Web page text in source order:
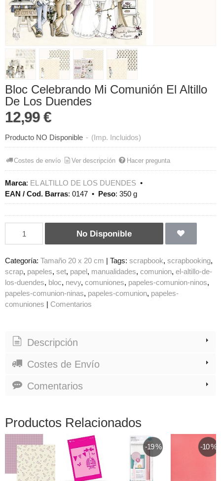
Bloc Celebrando Mi Comunión El Altillo
De Los Duendes
12,99 €
Producto NO Disponible - (Imp. Incluidos)
Costes de envío Ver descripción Hacer pregunta
Marca: EL ALTILLO DE LOS DUENDES •
EAN / Cod. Barras: 0147 • Peso: 350 g
No Disponible
Categoría: Tamaño 20 x 20 cm | Tags: scrapbook scrapbooking
scrap papeles set papel manualidades comunion el-altillo-de-
los-duendes bloc nevy comuniones papeles-comunion-ninos
papeles-comunion-ninas papeles-comunion papeles-
comuniones | Comentarios
Descripción
Costes de Envío
Comentarios
Productos Relacionados
-19 % -10 %